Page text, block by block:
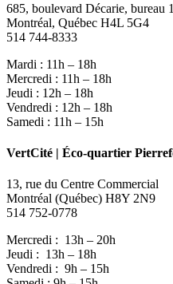
685, boulevard Décarie, bureau
Montréal, Québec H4L 5G4
514 744-8333
Mardi : 11h – 18h
Mercredi : 11h – 18h
Jeudi : 12h – 18h
Vendredi : 12h – 18h
Samedi : 11h – 15h
VertCité | Éco-quartier
13, rue du Centre Commercial
Montréal (Québec) H8Y 2N9
514 752-0778
Mercredi : 13h – 20h
Jeudi : 13h – 18h
Vendredi : 9h – 15h